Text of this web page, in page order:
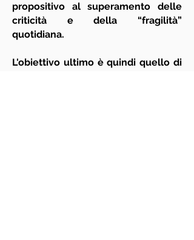
propositivo al superamento delle
criticità e della “fragilità”
quotidiana.
L'obiettivo ultimo è quindi quello di